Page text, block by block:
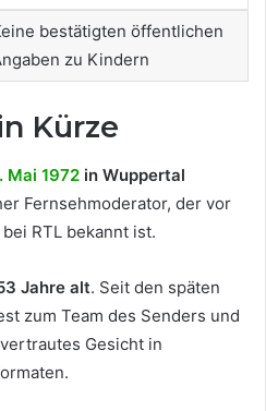
bestätigten öffentlichen
zu Kindern
Kürze
Mai 1972 in Wuppertal
Fernsehmoderator, der vor
RTL bekannt ist.
Jahre alt. Seit den späten
zum Team des Senders und
Gesicht in